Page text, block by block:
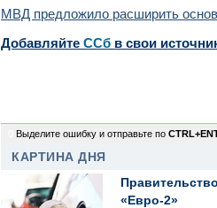
МВД предложило расширить
Добавляйте CСб в свои
Выделите ошибку и отправьте по
КАРТИНА ДНЯ
«Евро-2»